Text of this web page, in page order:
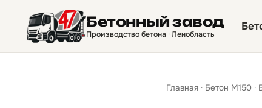
Бетонный завод
Производство бетона · Ленобласть
Главная · Бетон М150 ·